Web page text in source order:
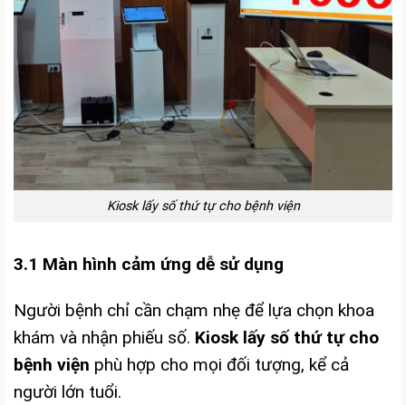
Kiosk lấy số thứ tự cho bệnh viện
3.1 Màn hình cảm ứng dễ sử dụng
Người bệnh chỉ cần chạm nhẹ để lựa chọn khoa
khám và nhận phiếu số. Kiosk lấy số thứ tự cho
bệnh viện phù hợp cho mọi đối tượng, kể cả
người lớn tuổi.